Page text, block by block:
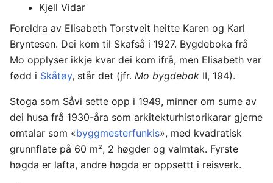
Kjell Vidar
Foreldra av Elisabeth Torstveit heitte Karen og Karl
Bryntesen. Dei kom til Skafså i 1927. Bygdeboka frå
Mo opplyser ikkje kvar dei kom ifrå, men Elisabeth var
fødd i Skåtøy, står det (jfr. Mo bygdebok II, 194).
Stoga som Såvi sette opp i 1949, minner om sume av
dei husa frå 1930-åra som arkitekturhistorikarar gjerne
omtalar som «byggmesterfunkis», med kvadratisk
grunnflate på 60 m², 2 høgder og valmtak. Fyrste
høgda er lafta, andre høgda er oppsettt i reisverk.